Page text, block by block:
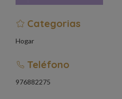
Categorias
Hogar
Teléfono
976882275